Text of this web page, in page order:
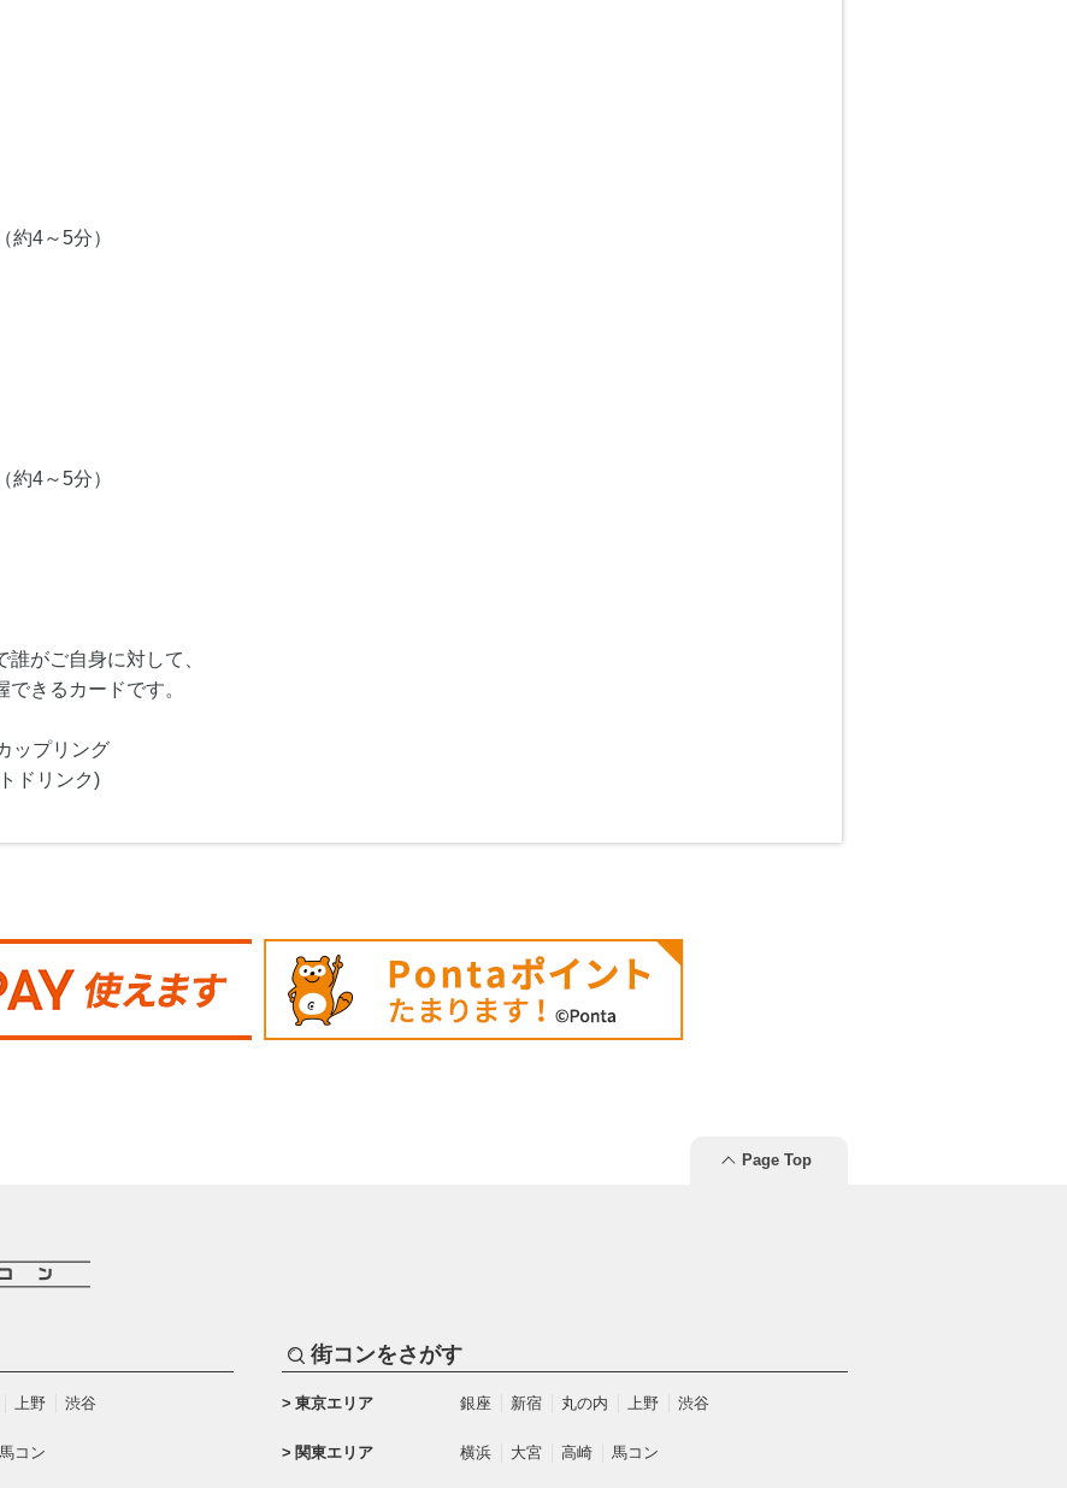
約4～5分）
約4～5分）
がご自身に対して、
きるカードです。
ップリング
ドリンク)
Page Top
上野 渋谷
馬コン
街コンをさがす
東京エリア 銀座 新宿 丸の内 上野 渋谷
関東エリア 横浜 大宮 高崎 馬コン